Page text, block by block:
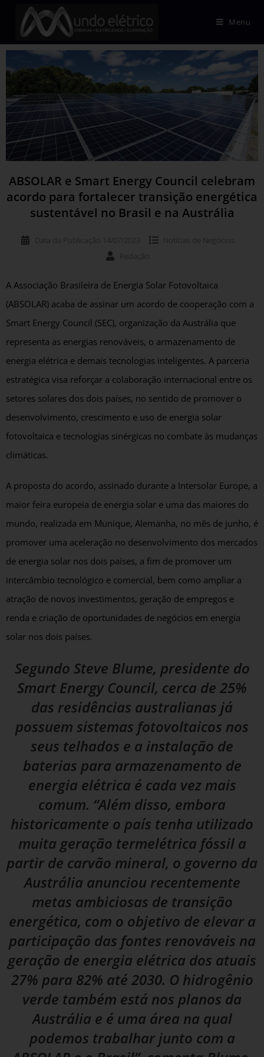
Menu
ABSOLAR e Smart Energy Council celebram
acordo para fortalecer transição energética
sustentável no Brasil e na Austrália
Data da Publicação 14/07/2023 Notícias de Negócios
Redação
A Associação Brasileira de Energia Solar Fotovoltaica
(ABSOLAR) acaba de assinar um acordo de cooperação com a
Smart Energy Council (SEC), organização da Austrália que
representa as energias renováveis, o armazenamento de
energia elétrica e demais tecnologias inteligentes. A parceria
estratégica visa reforçar a colaboração internacional entre os
setores solares dos dois países, no sentido de promover o
desenvolvimento, crescimento e uso de energia solar
fotovoltaica e tecnologias sinérgicas no combate às mudanças
climáticas.
A proposta do acordo, assinado durante a Intersolar Europe, a
maior feira europeia de energia solar e uma das maiores do
mundo, realizada em Munique, Alemanha, no mês de junho, é
promover uma aceleração no desenvolvimento dos mercados
de energia solar nos dois países, a fim de promover um
intercâmbio tecnológico e comercial, bem como ampliar a
atração de novos investimentos, geração de empregos e
renda e criação de oportunidades de negócios em energia
solar nos dois países.
Segundo Steve Blume, presidente do
Smart Energy Council, cerca de 25%
das residências australianas já
possuem sistemas fotovoltaicos nos
seus telhados e a instalação de
baterias para armazenamento de
energia elétrica é cada vez mais
comum. “Além disso, embora
historicamente o país tenha utilizado
muita geração termelétrica fóssil a
partir de carvão mineral, o governo da
Austrália anunciou recentemente
metas ambiciosas de transição
energética, com o objetivo de elevar a
participação das fontes renováveis na
geração de energia elétrica dos atuais
27% para 82% até 2030. O hidrogênio
verde também está nos planos da
Austrália e é uma área na qual
podemos trabalhar junto com a